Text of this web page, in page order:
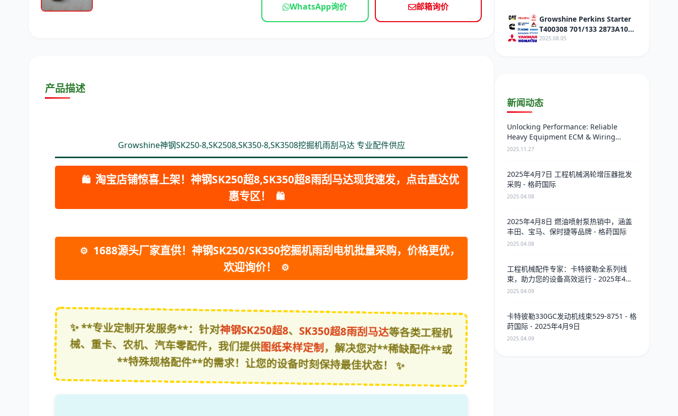
WhatsApp询价 邮箱询价
产品描述
Growshine神钢SK250-8,SK2508,SK350-8,SK3508挖掘机雨刮马达 专业配件供应
🛍 淘宝店铺惊喜上架！神钢SK250超8,SK350超8雨刮马达现货速发，点击直达优
惠专区！
🛍
⚙ 1688源头厂家直供！神钢SK250/SK350挖掘机雨刮电机批量采购，价格更优，
欢迎询价！
⚙
✨ **专业定制开发服务**：针对神钢SK250超8、SK350超8雨刮马达等各类工程机
械、重卡、农机、汽车零配件，我们提供图纸来样定制，解决您对**稀缺配件**或
**特殊规格配件**的需求！让您的设备时刻保持最佳状态！ ✨
Growshine Perkins Starter
T400308 701/133 2873A102
Pengpai Power Discount
2025.08.05
新闻动态
Unlocking Performance: Reliable
Heavy Equipment ECM & Wiring
Harness Alternatives
2025.11.27
2025年4月7日 工程机械涡轮增压器批发
采购 - 格莳国际
2025.04.08
2025年4月8日 燃油喷射泵热销中，涵盖
丰田、宝马、保时捷等品牌 - 格莳国际
2025.04.08
工程机械配件专家：卡特彼勒全系列线
束，助力您的设备高效运行 - 2025年4月9
日
2025.04.09
卡特彼勒330GC发动机线束529-8751 - 格
莳国际 - 2025年4月9日
2025.04.09